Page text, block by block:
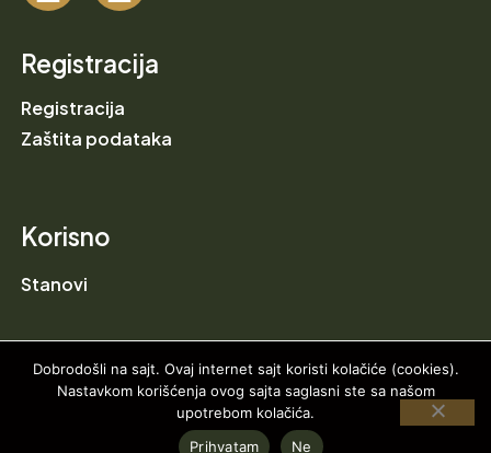
Registracija
Registracija
Zaštita podataka
Korisno
Stanovi
2024 VISTA HILL RESIDENCE © All right reserved
Dobrodošli na sajt. Ovaj internet sajt koristi kolačiće (cookies).
Nastavkom korišćenja ovog sajta saglasni ste sa našom
upotrebom kolačića.
Prihvatam
Ne